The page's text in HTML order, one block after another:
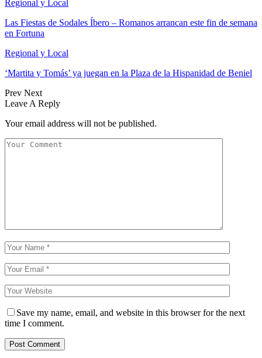
Regional y Local
Las Fiestas de Sodales Íbero – Romanos arrancan este fin de semana
en Fortuna
Regional y Local
‘Martita y Tomás’ ya juegan en la Plaza de la Hispanidad de Beniel
Prev Next
Leave A Reply
Your email address will not be published.
Save my name, email, and website in this browser for the next
time I comment.